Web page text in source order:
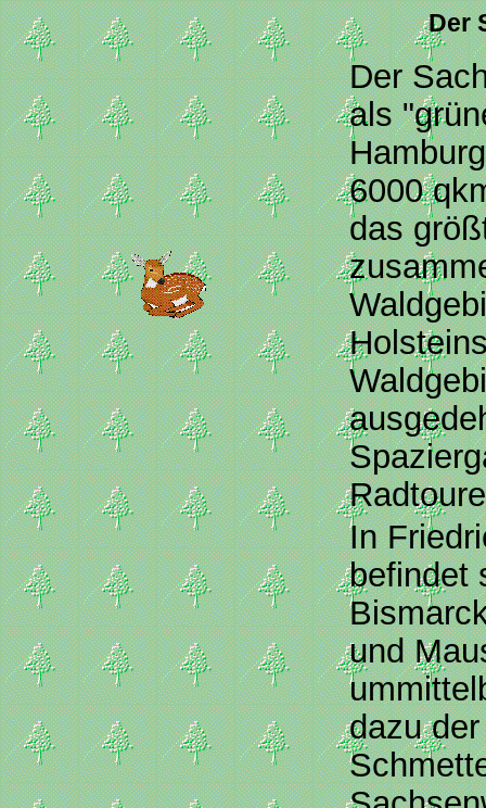
Der
Der
als
6000
das
In
befindet
und
dazu